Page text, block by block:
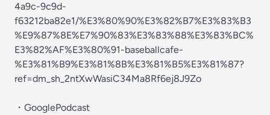
4a9c-9c9d-
f63212ba82e1/%E3%80%90%E3%82%B7%E3%83%B3
%E9%87%8E%E7%90%83%E3%83%88%E3%83%BC%
E3%82%AF%E3%80%91-baseballcafe-
%E3%81%B9%E3%81%8B%E3%81%B5%E3%81%87?
ref=dm_sh_2ntXwWasiC34Ma8Rf6ej8J9Zo
・GooglePodcast